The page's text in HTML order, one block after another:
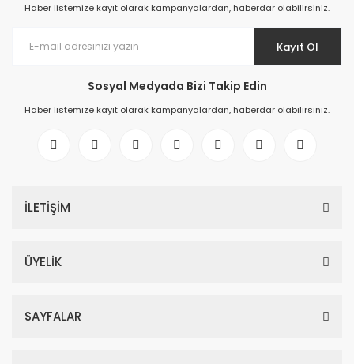
Haber listemize kayıt olarak kampanyalardan, haberdar olabilirsiniz.
Kayıt Ol
Sosyal Medyada Bizi Takip Edin
Haber listemize kayıt olarak kampanyalardan, haberdar olabilirsiniz.
İLETİŞİM
ÜYELİK
SAYFALAR